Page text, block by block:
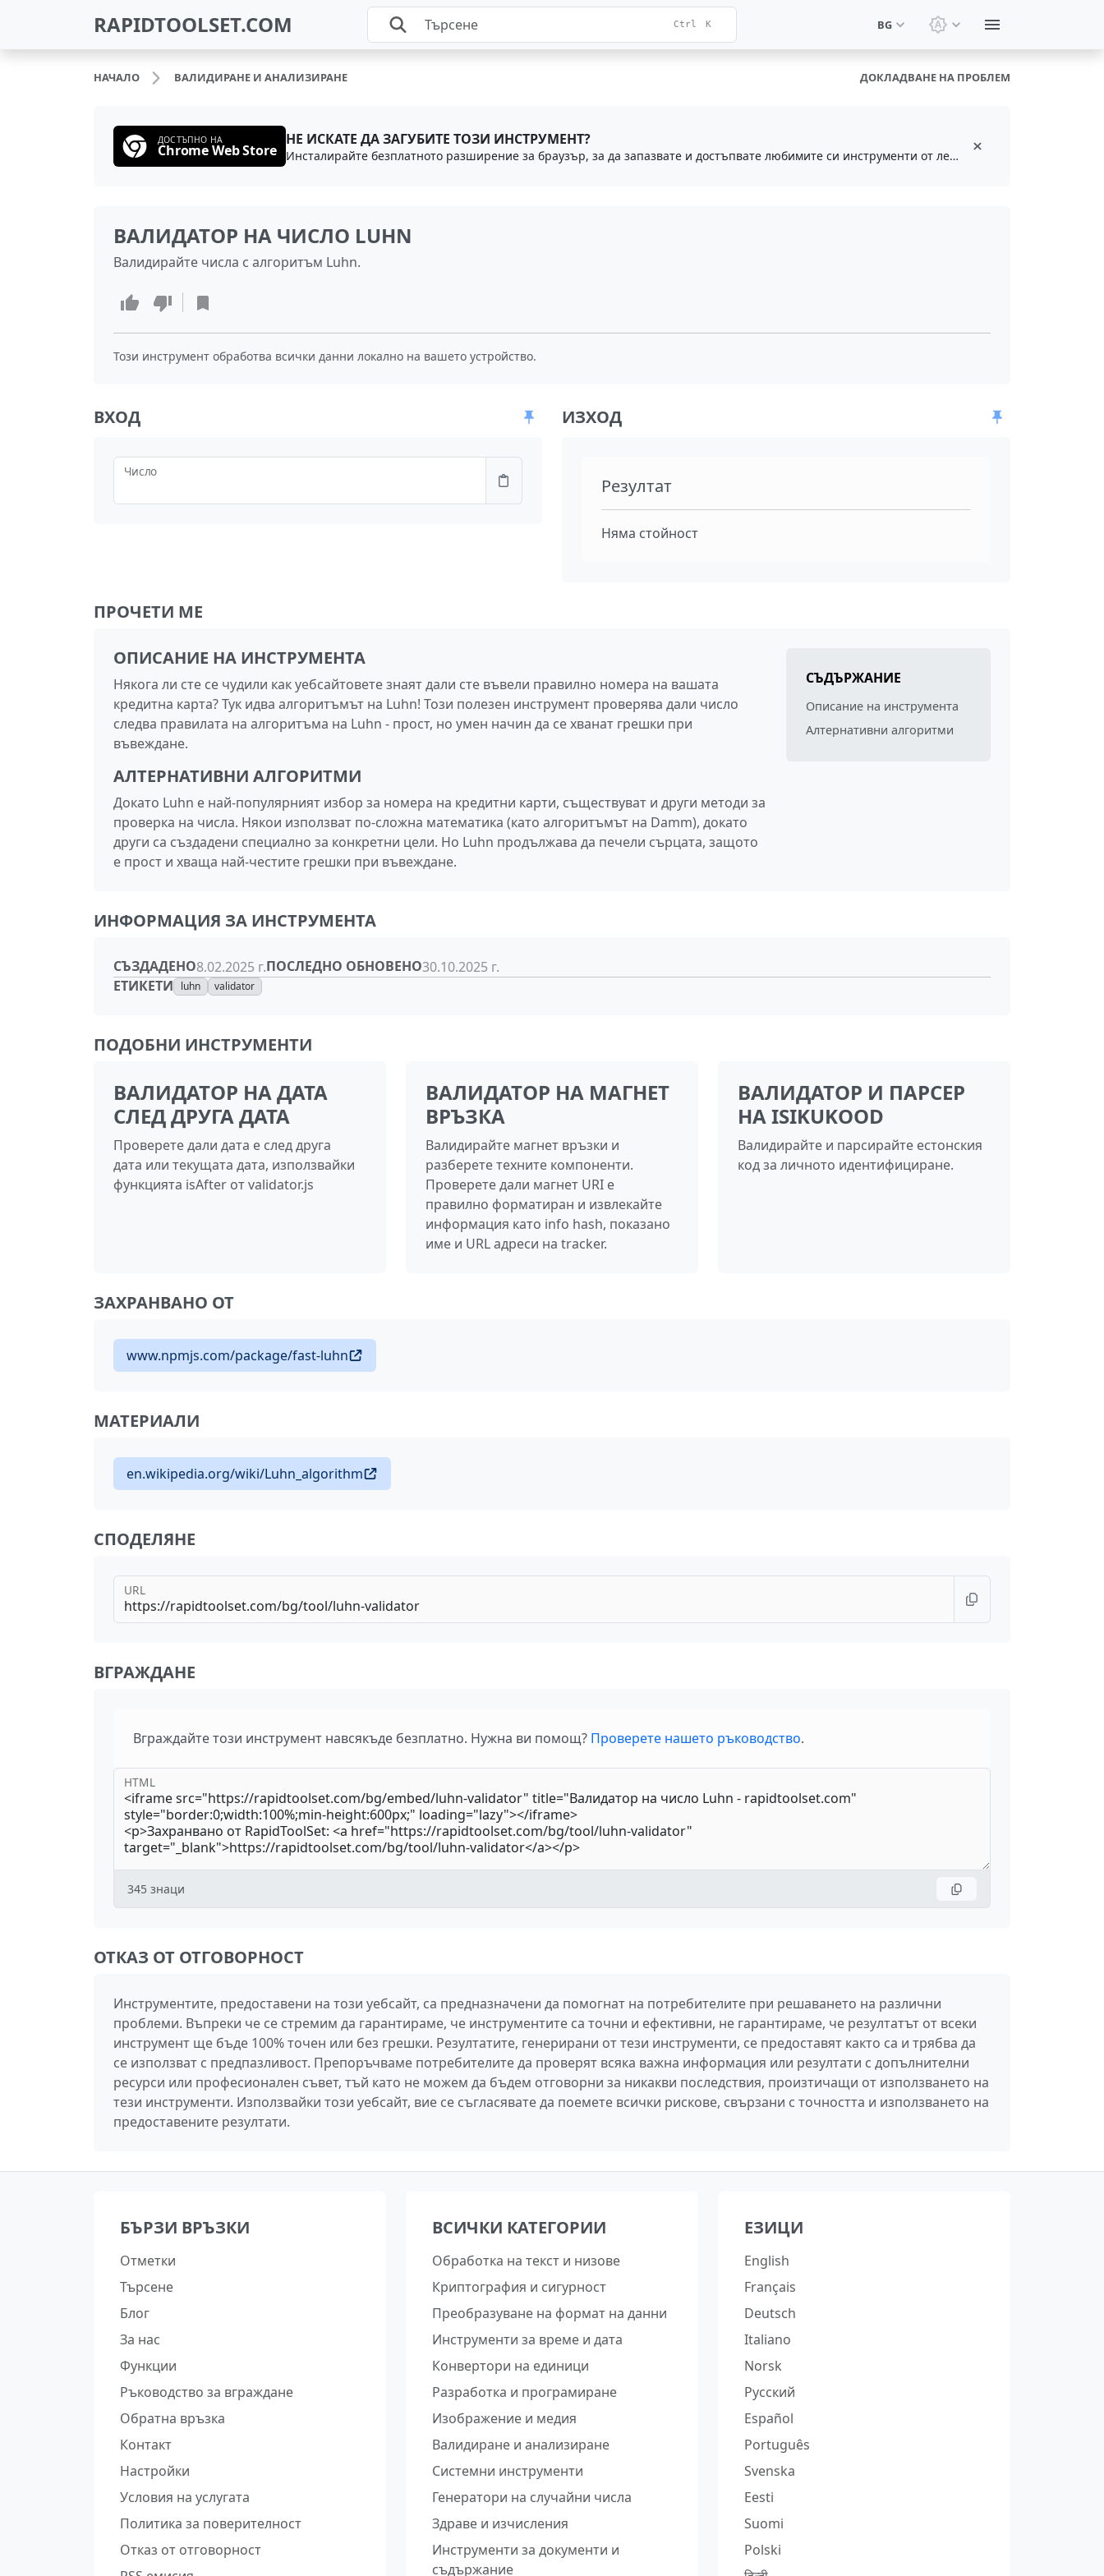
RAPIDTOOLSET.COM Ctrl K BG Смяна на тема:
НАЧАЛО ВАЛИДИРАНЕ И АНАЛИЗИРАНЕ ДОКЛАДВАНЕ НА ПРОБЛЕМ
ДОСТЪПНО НА
Chrome Web Store
НЕ ИСКАТЕ ДА ЗАГУБИТЕ ТОЗИ ИНСТРУМЕНТ?
Инсталирайте безплатното разширение за браузър, за да запазвате и достъпвате любимите си инструменти от лентата с инструменти
ВАЛИДАТОР НА ЧИСЛО LUHN
Валидирайте числа с алгоритъм Luhn.
Този инструмент обработва всички данни локално на вашето устройство.
ВХОД
Число
ИЗХОД
Резултат
Няма стойност
ПРОЧЕТИ МЕ
ОПИСАНИЕ НА ИНСТРУМЕНТА
Някога ли сте се чудили как уебсайтовете знаят дали сте въвели правилно номера на вашата
кредитна карта? Тук идва алгоритъмът на Luhn! Този полезен инструмент проверява дали число
следва правилата на алгоритъма на Luhn - прост, но умен начин да се хванат грешки при
въвеждане.
АЛТЕРНАТИВНИ АЛГОРИТМИ
Докато Luhn е най-популярният избор за номера на кредитни карти, съществуват и други методи за
проверка на числа. Някои използват по-сложна математика (като алгоритъмът на Damm), докато
други са създадени специално за конкретни цели. Но Luhn продължава да печели сърцата, защото
е прост и хваща най-честите грешки при въвеждане.
СЪДЪРЖАНИЕ
Описание на инструмента
Алтернативни алгоритми
ИНФОРМАЦИЯ ЗА ИНСТРУМЕНТА
СЪЗДАДЕНО8.02.2025 г.ПОСЛЕДНО ОБНОВЕНО30.10.2025 г.
ЕТИКЕТИ
luhn validator
ПОДОБНИ ИНСТРУМЕНТИ
ВАЛИДАТОР НА ДАТА
СЛЕД ДРУГА ДАТА
Проверете дали дата е след друга
дата или текущата дата, използвайки
функцията isAfter от validator.js
ВАЛИДАТОР НА МАГНЕТ
ВРЪЗКА
Валидирайте магнет връзки и
разберете техните компоненти.
Проверете дали магнет URI е
правилно форматиран и извлекайте
информация като info hash, показано
име и URL адреси на tracker.
ВАЛИДАТОР И ПАРСЕР
НА ISIKUKOOD
Валидирайте и парсирайте естонския
код за личното идентифициране.
ЗАХРАНВАНО ОТ
www.npmjs.com/package/fast-luhn
МАТЕРИАЛИ
en.wikipedia.org/wiki/Luhn_algorithm
СПОДЕЛЯНЕ
URL
ВГРАЖДАНЕ
Вграждайте този инструмент навсякъде безплатно. Нужна ви помощ? Проверете нашето ръководство.
HTML
345 знаци
ОТКАЗ ОТ ОТГОВОРНОСТ
Инструментите, предоставени на този уебсайт, са предназначени да помогнат на потребителите при решаването на различни
проблеми. Въпреки че се стремим да гарантираме, че инструментите са точни и ефективни, не гарантираме, че резултатът от всеки
инструмент ще бъде 100% точен или без грешки. Резултатите, генерирани от тези инструменти, се предоставят както са и трябва да
се използват с предпазливост. Препоръчваме потребителите да проверят всяка важна информация или резултати с допълнителни
ресурси или професионален съвет, тъй като не можем да бъдем отговорни за никакви последствия, произтичащи от използването на
тези инструменти. Използвайки този уебсайт, вие се съгласявате да поемете всички рискове, свързани с точността и използването на
предоставените резултати.
БЪРЗИ ВРЪЗКИ
Отметки
Търсене
Блог
За нас
Функции
Ръководство за вграждане
Обратна връзка
Контакт
Настройки
Условия на услугата
Политика за поверителност
Отказ от отговорност
ВСИЧКИ КАТЕГОРИИ
Обработка на текст и низове
Криптография и сигурност
Преобразуване на формат на данни
Инструменти за време и дата
Конвертори на единици
Разработка и програмиране
Изображение и медия
Валидиране и анализиране
Системни инструменти
Генератори на случайни числа
Здраве и изчисления
Инструменти за документи и
съдържание
ЕЗИЦИ
English
Français
Deutsch
Italiano
Norsk
Русский
Español
Português
Svenska
Eesti
Suomi
Polski